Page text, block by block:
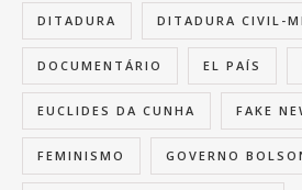
DITADURA DITADURA CIVIL-
DOCUMENTÁRIO EL PAÍS
EUCLIDES DA CUNHA FAKE
FEMINISMO GOVERNO